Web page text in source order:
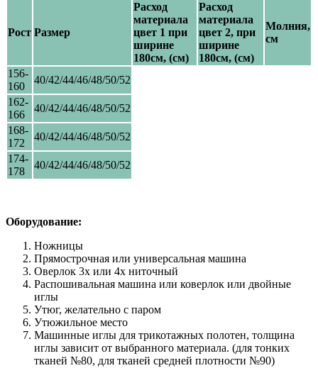
Рост Размер
Расход
материала
цвет 1 при
ширине
180см, (см)
Расход
материала
цвет 2, при
ширине
180см, (см)
Молния,
см
156-
160
40/42/44/46/48/50/52
162-
166
40/42/44/46/48/50/52
168-
172
40/42/44/46/48/50/52
174-
178
40/42/44/46/48/50/52
Оборудование:
Ножницы
Прямострочная или универсальная машина
Оверлок 3х или 4х ниточный
Распошивальная машина или коверлок или двойные
иглы
Утюг, желательно с паром
Утюжильное место
Машинные иглы для трикотажных полотен, толщина
иглы зависит от выбранного материала. (для тонких
тканей №80, для тканей средней плотности №90)